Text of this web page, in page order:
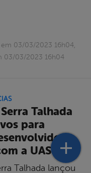
03/03/2023 16h04,
03/03/2023 16h04
Talhada
para
a UAST
Talhada lançou